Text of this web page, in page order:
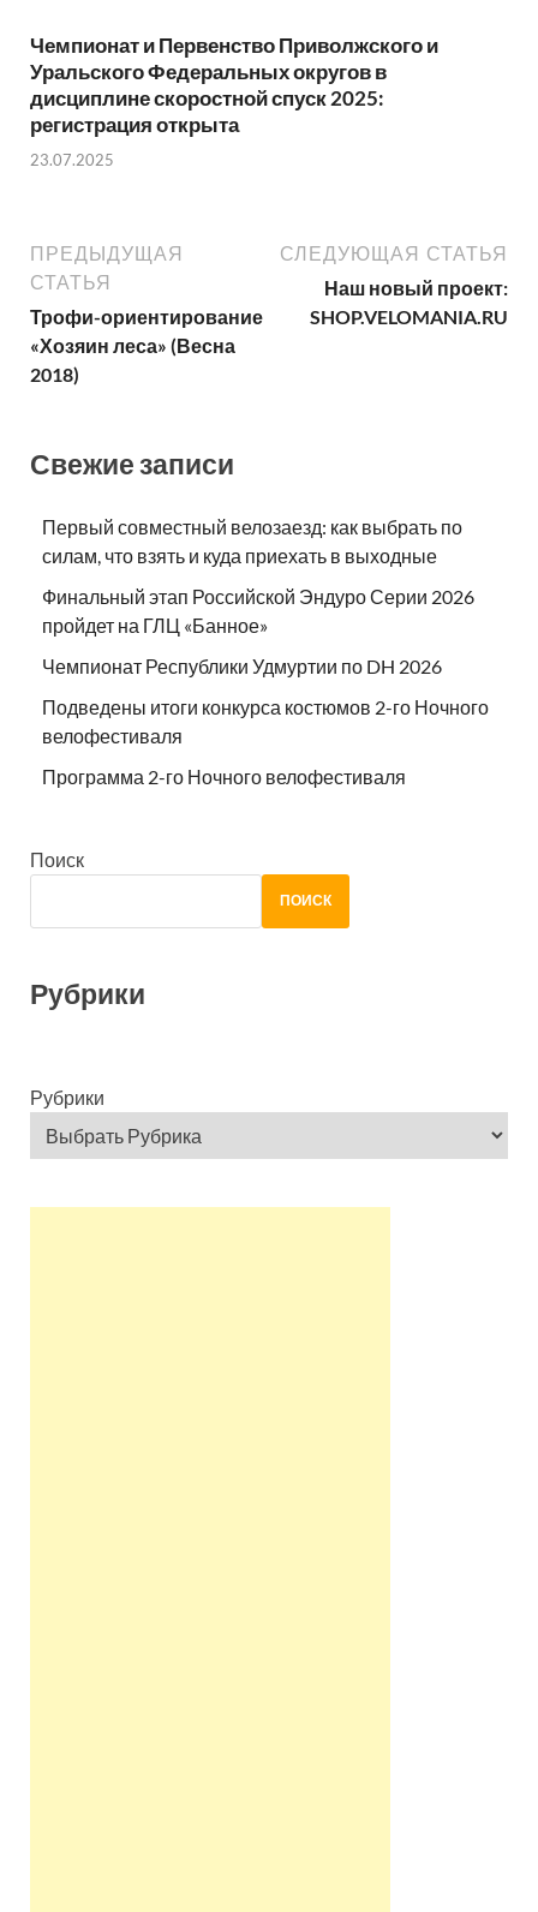
Чемпионат и Первенство Приволжского и
Уральского Федеральных округов в
дисциплине скоростной спуск 2025:
регистрация открыта
23.07.2025
ПРЕДЫДУЩАЯ
СТАТЬЯ
Трофи-ориентирование
«Хозяин леса» (Весна
2018)
СЛЕДУЮЩАЯ СТАТЬЯ
Наш новый проект:
SHOP.VELOMANIA.RU
Свежие записи
Первый совместный велозаезд: как выбрать по
силам, что взять и куда приехать в выходные
Финальный этап Российской Эндуро Серии 2026
пройдет на ГЛЦ «Банное»
Чемпионат Республики Удмуртии по DH 2026
Подведены итоги конкурса костюмов 2-го Ночного
велофестиваля
Программа 2-го Ночного велофестиваля
Поиск
ПОИСК
Рубрики
Рубрики